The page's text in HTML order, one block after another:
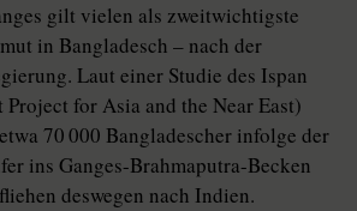
gilt vielen als zweitwichtigste
in Bangladesch – nach der
Laut einer Studie des Ispan
for Asia and the Near East)
70 000 Bangladescher infolge der
ins Ganges-Brahmaputra-Becken
deswegen nach Indien.